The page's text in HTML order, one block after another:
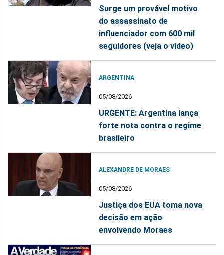
Surge um provável motivo
do assassinato de
influenciador com 600 mil
seguidores (veja o vídeo)
ARGENTINA
05/08/2026
URGENTE: Argentina lança
forte nota contra o regime
brasileiro
ALEXANDRE DE MORAES
05/08/2026
Justiça dos EUA toma nova
decisão em ação
envolvendo Moraes